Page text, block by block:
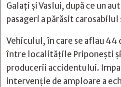
Galați și Vaslui, după ce un
pasageri a părăsit
Vehiculul, în care se aflau 44
între localitățile Priponești
producerii accidentului.
intervenție de amploare a